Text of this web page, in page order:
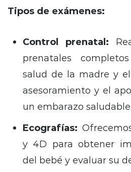
Tipos de exámenes:
Control prenatal:
prenatales
salud de la madre y
asesoramiento y el
un embarazo
Ecografías:
y 4D para obtener
del bebé y evaluar su